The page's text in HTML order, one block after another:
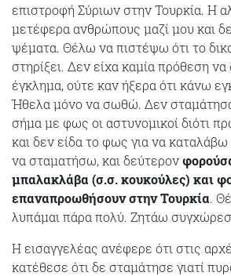
επιστροφή Σύριων στην Τουρκία. Η
μετέφερα ανθρώπους μαζί μου και
ψέματα. Θέλω να πιστέψω ότι το
στηρίξει. Δεν είχα καμία πρόθεση
έγκλημα, ούτε καν ήξερα ότι κάνω
Ήθελα μόνο να σωθώ. Δεν
σήμα με φως οι αστυνομικοί διότι
και δεν είδα το φως για να καταλάβω
να σταματήσω, και δεύτερον
μπαλακλάβα (σ.σ. κουκούλες) και
επαναπροωθήσουν στην Τουρκία.
λυπάμαι πάρα πολύ. Ζητάω
Η εισαγγελέας ανέφερε ότι στις
κατέθεσε ότι δε σταμάτησε γιατί